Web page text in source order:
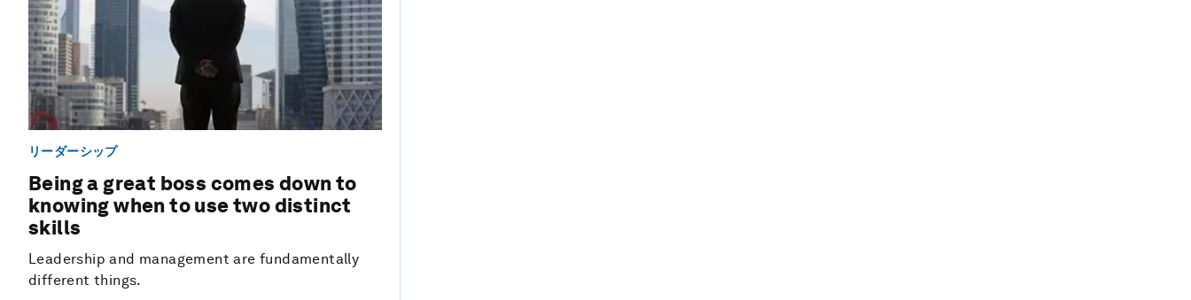
リーダーシップ
Being a great boss comes down to
knowing when to use two distinct
skills
Leadership and management are fundamentally
different things.